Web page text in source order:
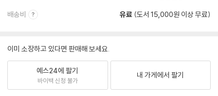
배송비 유료 (도서 15,000원 이상 무료)
이미 소장하고 있다면 판매해 보세요.
예스24에 팔기
바이백 신청 불가
내 가게에서 팔기